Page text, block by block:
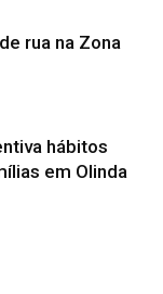
rua na Zona
hábitos
em Olinda